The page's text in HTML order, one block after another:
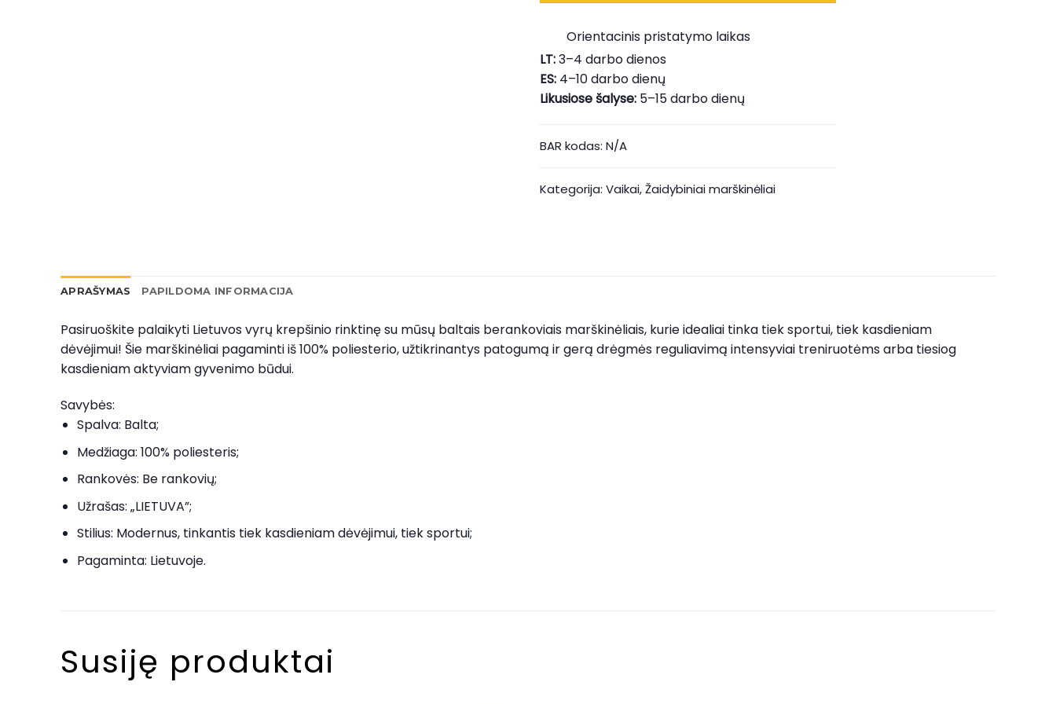
Orientacinis pristatymo laikas
LT:3–4 darbo dienos
ES: 4–10 darbo dienų
Likusiose šalyse: 5–15 darbo dienų
BAR kodas: N/A
Kategorija: Vaikai,Žaidybiniai marškinėliai
APRAŠYMAS PAPILDOMA INFORMACIJA
Pasiruoškite palaikyti Lietuvos vyrų krepšinio rinktinę su mūsų baltais berankoviais marškinėliais, kurie idealiai tinka tiek sportui, tiek kasdieniam
dėvėjimui! Šie marškinėliai pagaminti iš 100% poliesterio, užtikrinantys patogumą ir gerą drėgmės reguliavimą intensyviai treniruotėms arba tiesiog
kasdieniam aktyviam gyvenimo būdui.
Savybės:
Spalva: Balta;
Medžiaga: 100% poliesteris;
Rankovės: Be rankovių;
Užrašas: „LIETUVA”;
Stilius: Modernus, tinkantis tiek kasdieniam dėvėjimui, tiek sportui;
Pagaminta: Lietuvoje.
Susiję produktai